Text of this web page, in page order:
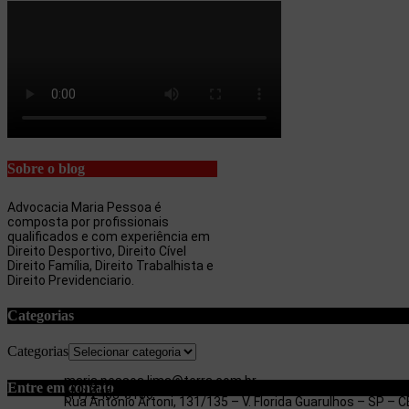
Sobre o blog
Advocacia Maria Pessoa é
composta por profissionais
qualificados e com experiência em
Direito Desportivo, Direito Cível
Direito Família, Direito Trabalhista e
Direito Previdenciario.
Categorias
Categorias
Entre em contato
Rua Antonio Artoni, 131/135 – V. Florida Guarulhos – SP –
(11) 2403-3180
(11) 97053-3654
maria.pessoa.lima@terra.com.br